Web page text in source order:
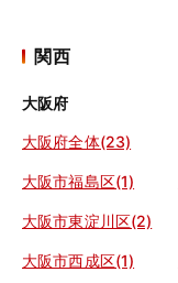
関西
大阪府
大阪府全体(23)
大阪市福島区(1)
大阪市東淀川区(2)
大阪市西成区(1)